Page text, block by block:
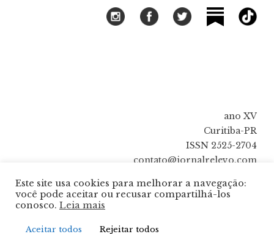
ano XV
Curitiba-PR
ISSN 2525-2704
contato@jornalrelevo.com
Este site usa cookies para melhorar a navegação:
você pode aceitar ou recusar compartilhá-los
conosco. Leia mais
Aceitar todos Rejeitar todos